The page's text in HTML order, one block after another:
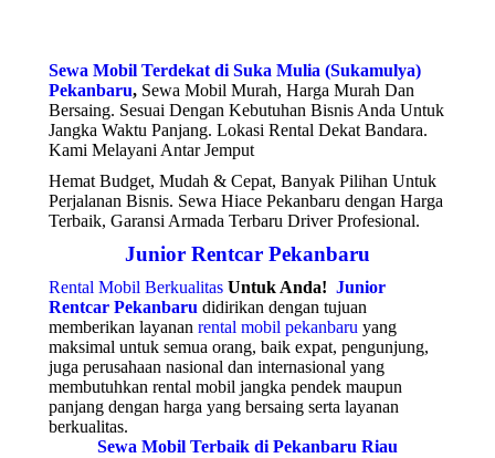
Sewa Mobil Terdekat di Suka Mulia (Sukamulya)
Pekanbaru, Sewa Mobil Murah, Harga Murah Dan
Bersaing. Sesuai Dengan Kebutuhan Bisnis Anda Untuk
Jangka Waktu Panjang. Lokasi Rental Dekat Bandara.
Kami Melayani Antar Jemput
Hemat Budget, Mudah & Cepat, Banyak Pilihan Untuk
Perjalanan Bisnis. Sewa Hiace Pekanbaru dengan Harga
Terbaik, Garansi Armada Terbaru Driver Profesional.
Junior Rentcar Pekanbaru
Rental Mobil Berkualitas Untuk Anda! Junior
Rentcar Pekanbaru didirikan dengan tujuan
memberikan layanan rental mobil pekanbaru yang
maksimal untuk semua orang, baik expat, pengunjung,
juga perusahaan nasional dan internasional yang
membutuhkan rental mobil jangka pendek maupun
panjang dengan harga yang bersaing serta layanan
berkualitas.
Sewa Mobil Terbaik di Pekanbaru Riau